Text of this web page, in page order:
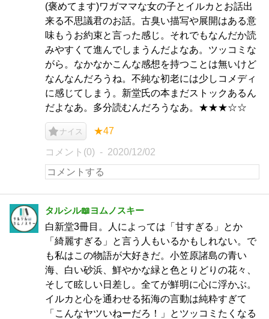
(褒めてます)ワガママな女の子とイルカとお話出
来る不思議君のお話。古臭い描写や展開はある意
味もうお約束と言った感じ。それでもなんだか読
みやすくて進んでしまうんだよなあ。ツッコミな
がら。なかなかこんな感想を持つことは無いけど
なんなんだろうね。不純な初老には少しコメディ
に感じてしまう。新堂氏の本まだストックあるん
だよなあ。多分読むんだろうなあ。★★★☆☆
ナイス ★47
コメント(0) 2020/12/02
タルシル📖ヨムノスキー
白新堂3冊目。人によっては「甘すぎる」とか
「綺麗すぎる」と言う人もいるかもしれない。で
も私はこの物語が大好きだ。小笠原諸島の青い
海、白い砂浜、鮮やかな緑と色とりどりの花々、
そして眩しい日差し。全てが鮮明に心に浮かぶ。
イルカと心を通わせる拓海の言動は純粋すぎて
「こんなヤツいねーだろ！」とツッコミたくなる